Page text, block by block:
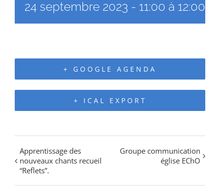
24 septembre 2023 - 11:00 à 12:00
+ GOOGLE AGENDA
+ ICAL EXPORT
Apprentissage des
nouveaux chants recueil
“Reflets”.
Groupe communication
église EChO